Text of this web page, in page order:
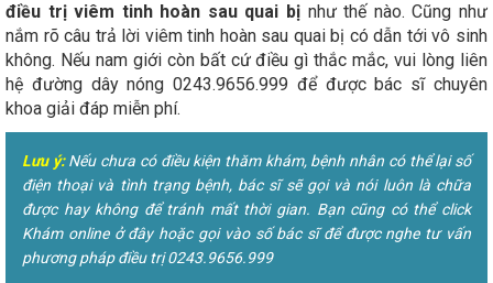
điều trị viêm tinh hoàn sau quai bị như thế nào. Cũng như
nắm rõ câu trả lời viêm tinh hoàn sau quai bị có dẫn tới vô sinh
không. Nếu nam giới còn bất cứ điều gì thắc mắc, vui lòng liên
hệ đường dây nóng 0243.9656.999 để được bác sĩ chuyên
khoa giải đáp miễn phí.
Lưu ý:Nếu chưa có điều kiện thăm khám, bệnh nhân có thể lại số
điện thoại và tình trạng bệnh, bác sĩ sẽ gọi và nói luôn là chữa
được hay không để tránh mất thời gian. Bạn cũng có thể click
Khám online ở đây hoặc gọi vào số bác sĩ để được nghe tư vấn
phương pháp điều trị 0243.9656.999